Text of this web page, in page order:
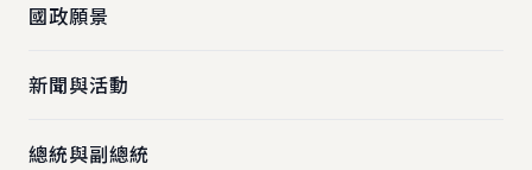
國政願景
新聞與活動
總統與副總統